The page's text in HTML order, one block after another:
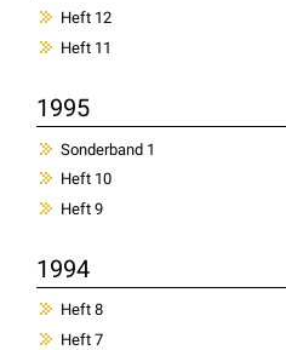
Heft 12
Heft 11
1995
Sonderband 1
Heft 10
Heft 9
1994
Heft 8
Heft 7